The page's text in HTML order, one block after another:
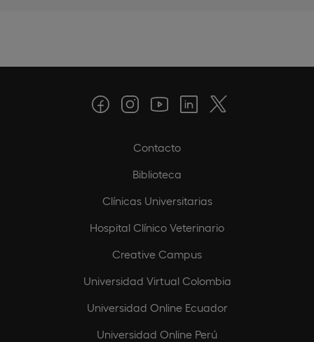
Contacto
Biblioteca
Clínicas Universitarias
Hospital Clínico Veterinario
Creative Campus
Universidad Virtual Colombia
Universidad Online Ecuador
Universidad Online Perú